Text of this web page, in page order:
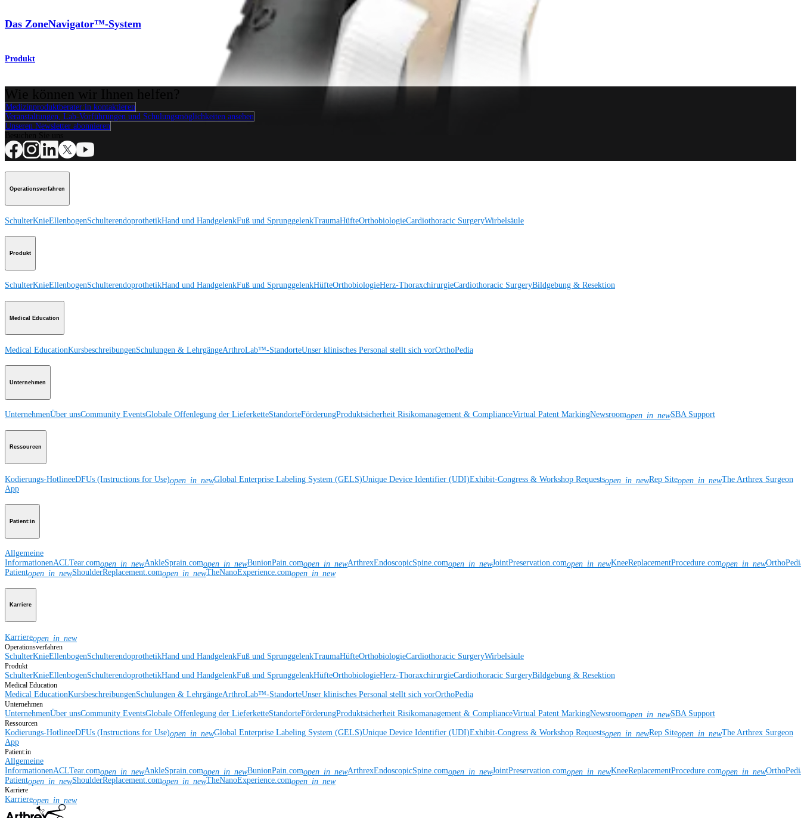
Das ZoneNavigator™-System
Produkt
Medizinproduktberater:in kontaktieren
Veranstaltungen, Lab-Vorführungen und Schulungsmöglichkeiten ansehen
Unseren Newsletter abonnieren
Operationsverfahren
SchulterKnieEllenbogenSchulterendoprothetikHand und HandgelenkFuß und SprunggelenkTraumaHüfteOrthobiologieCardiothoracic SurgeryWirbelsäule
Produkt
SchulterKnieEllenbogenSchulterendoprothetikHand und HandgelenkFuß und SprunggelenkHüfteOrthobiologieHerz-ThoraxchirurgieCardiothoracic SurgeryBildgebung & Resektion
Medical Education
Medical EducationKursbeschreibungenSchulungen & LehrgängeArthroLab™-StandorteUnser klinisches Personal stellt sich vorOrthoPedia
Unternehmen
UnternehmenÜber unsCommunity EventsGlobale Offenlegung der LieferketteStandorteFörderungProduktsicherheit Risikomanagement & ComplianceVirtual Patent MarkingNewsroomopen_in_newSBA Support
Ressourcen
Kodierungs-HotlineeDFUs (Instructions for Use)open_in_newGlobal Enterprise Labeling System (GELS)Unique Device Identifier (UDI)Exhibit-Congress & Workshop Requestsopen_in_newRep Siteopen_in_newThe Arthrex Surgeon
App
Patient:in
Allgemeine
InformationenACLTear.comopen_in_newAnkleSprain.comopen_in_newBunionPain.comopen_in_newArthrexEndoscopicSpine.comopen_in_newJointPreservation.comopen_in_newKneeReplacementProcedure.comopen_in_new
Patientopen_in_newShoulderReplacement.comopen_in_newTheNanoExperience.comopen_in_new
Karriere
Karriereopen_in_new
Operationsverfahren
SchulterKnieEllenbogenSchulterendoprothetikHand und HandgelenkFuß und SprunggelenkTraumaHüfteOrthobiologieCardiothoracic SurgeryWirbelsäule
Produkt
SchulterKnieEllenbogenSchulterendoprothetikHand und HandgelenkFuß und SprunggelenkHüfteOrthobiologieHerz-ThoraxchirurgieCardiothoracic SurgeryBildgebung & Resektion
Medical Education
Medical EducationKursbeschreibungenSchulungen & LehrgängeArthroLab™-StandorteUnser klinisches Personal stellt sich vorOrthoPedia
Unternehmen
UnternehmenÜber unsCommunity EventsGlobale Offenlegung der LieferketteStandorteFörderungProduktsicherheit Risikomanagement & ComplianceVirtual Patent MarkingNewsroomopen_in_newSBA Support
Ressourcen
Kodierungs-HotlineeDFUs (Instructions for Use)open_in_newGlobal Enterprise Labeling System (GELS)Unique Device Identifier (UDI)Exhibit-Congress & Workshop Requestsopen_in_newRep Siteopen_in_newThe Arthrex Surgeon
App
Patient:in
Allgemeine
InformationenACLTear.comopen_in_newAnkleSprain.comopen_in_newBunionPain.comopen_in_newArthrexEndoscopicSpine.comopen_in_newJointPreservation.comopen_in_newKneeReplacementProcedure.comopen_in_new
Patientopen_in_newShoulderReplacement.comopen_in_newTheNanoExperience.comopen_in_new
Karriere
Karriereopen_in_new